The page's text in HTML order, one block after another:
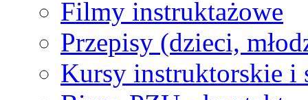
Filmy instruktażowe
Przepisy (dzieci,
Kursy instruktorskie i